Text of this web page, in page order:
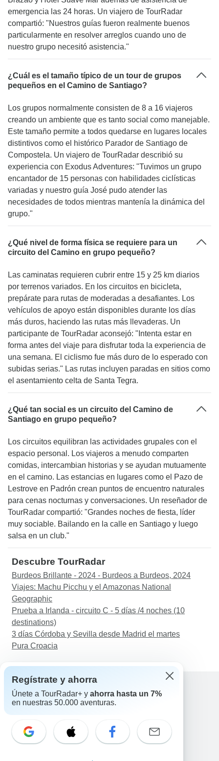
emergencia las 24 horas. Un viajero de TourRadar
compartió: "Nuestros guías fueron realmente buenos
particularmente en resolver arreglos cuando uno de
nuestro grupo necesitó asistencia."
¿Cuál es el tamaño típico de un tour de grupos
pequeños en el Camino de Santiago?
Los grupos normalmente consisten de 8 a 16 viajeros
creando un ambiente que es tanto social como manejable.
Este tamaño permite a todos quedarse en lugares locales
distintivos como el histórico Parador de Santiago de
Compostela. Un viajero de TourRadar describió su
experiencia con Exodus Adventures: "Tuvimos un grupo
encantador de 15 personas con habilidades ciclísticas
variadas y nuestro guía José pudo atender las
necesidades de todos mientras mantenía la dinámica del
grupo."
¿Qué nivel de forma física se requiere para un
circuito del Camino en grupo pequeño?
Las caminatas requieren cubrir entre 15 y 25 km diarios
por terrenos variados. En los circuitos en bicicleta,
prepárate para rutas de moderadas a desafiantes. Los
vehículos de apoyo están disponibles durante los días
más duros, haciendo las rutas más llevaderas. Un
participante de TourRadar aconsejó: "Intenta estar en
forma antes del viaje para disfrutar toda la experiencia de
una semana. El ciclismo fue más duro de lo esperado con
subidas serias." Las rutas incluyen paradas en sitios como
el asentamiento celta de Santa Tegra.
¿Qué tan social es un circuito del Camino de
Santiago en grupo pequeño?
Los circuitos equilibran las actividades grupales con el
espacio personal. Los viajeros a menudo comparten
comidas, intercambian historias y se ayudan mutuamente
en el camino. Las estancias en lugares como el Pazo de
Lestrove en Padrón crean puntos de encuentro naturales
para cenas nocturnas y conversaciones. Un reseñador de
TourRadar compartió: "Grandes noches de fiesta, líder
muy sociable. Bailando en la calle en Santiago y luego
salsa en un club."
Descubre TourRadar
Burdeos Brillante - 2024 - Burdeos a Burdeos, 2024
Viajes: Machu Picchu y el Amazonas National
Geographic
Prueba a Irlanda - circuito C - 5 días /4 noches (10
destinations)
3 días Córdoba y Sevilla desde Madrid el martes
Pura Croacia
Ayuda
Correo electrónico: support@tourradar.com
Selecciona el idioma
Regístrate y ahorra
Únete a TourRadar+ y ahorra hasta un 7%
en nuestras 50.000 aventuras.